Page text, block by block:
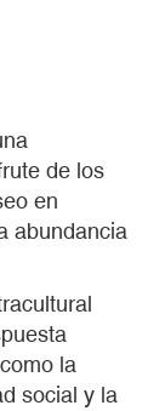
de los
en
abundancia
la
social y la